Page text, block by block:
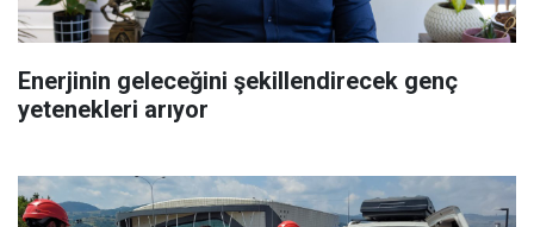
Enerjinin geleceğini şekillendirecek genç
yetenekleri arıyor